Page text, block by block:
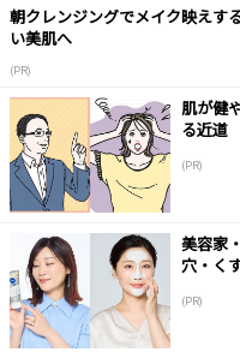
朝クレンジングでメイク映えす
い美肌へ
(PR)
肌が健
る近道
(PR)
美容家
穴・く
(PR)